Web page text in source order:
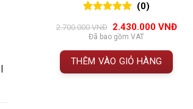
đánh giá
(0)
2.700.000VNĐ
Giá
gốc
là:
2.700.000 VNĐ.
2.430.000 VNĐGiá
Đã bao gồm VAT
THÊM VÀO GIỎ HÀNG